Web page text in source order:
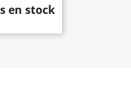
en stock